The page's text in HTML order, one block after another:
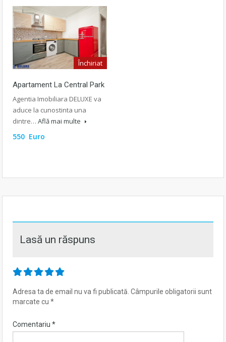
Închiriat
Apartament La Central Park
Agentia Imobiliara DELUXE va
aduce la cunostinta una
dintre… Află mai multe
550 Euro
Lasă un răspuns
Adresa ta de email nu va fi publicată. Câmpurile obligatorii sunt
marcate cu *
Comentariu *